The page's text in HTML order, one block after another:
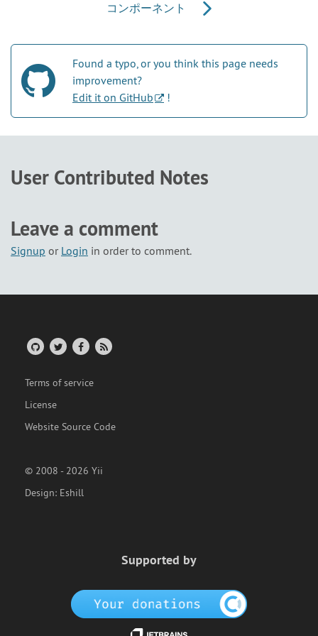
コンポーネント
Found a typo, or you think this page needs
improvement?
Edit it on GitHub
!
User Contributed Notes
Leave a comment
Signup or Login in order to comment.
Terms of service
License
Website Source Code
© 2008 - 2026 Yii
Design: Eshill
Supported by